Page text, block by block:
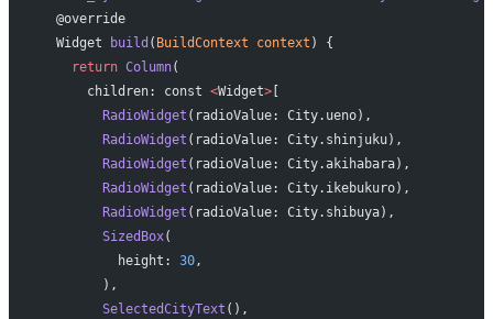
  @override
  Widget
build ( BuildContext context ) {
    return
Column(
      children: const
<Widget>[
        RadioWidget
(radioValue: City.ueno),
        RadioWidget
(radioValue: City.shinjuku),
        RadioWidget
(radioValue: City.akihabara),
        RadioWidget
(radioValue: City.ikebukuro),
        RadioWidget
(radioValue: City.shibuya),
        SizedBox
(
          height:
30,
        ),
        SelectedCityText
(),